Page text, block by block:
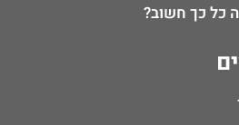
כל כך חשוב?